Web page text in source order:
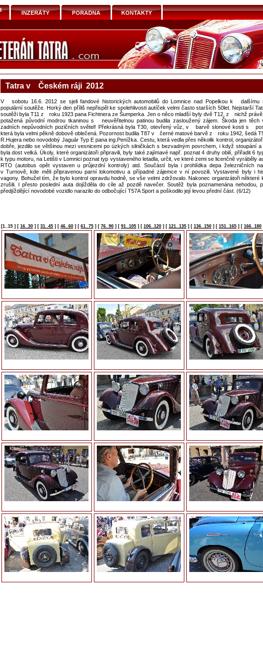
Tatra v Českém ráji 2012
V sobotu 16.6. 2012 se sjeli fandové historických automobilů do Lomnice nad Popelkou k dalšímu
populární soutěže. Horký den příliš nepřispěl ke spolehlivosti autíček velmi často starších 50let. Nejstarší
soutěži byla T11 z roku 1923 pana Fichtnera ze Šumperka. Jen o něco mladší byly dvě T12, z nichž právě
potažená původní modrou tkaninou s neuvěřitelnou patinou budila zasloužený zájem. Škoda jen těch
zadních nepůvodních pozičních světel! Překrásná byla T30, otevřený vůz, v barvě slonové kosti s
která byla velmi pěkně dobově oblečená. Pozornost budila T87 v černé matové barvě z roku 1942, šedá
R.Hujera nebo novodobý Jaguár Typ E pana ing.Penížka. Cestu, která vedla přes několik kontrol,
dobře, jezdilo se většinou mezi vesnicemi po úzkých silničkách s bezvadným povrchem, i když stoupání a
byla dost velká. Úkoly, které organizátoři připravili, byly také zajímavé např. poznat 4 druhy obilí, přiřadit 6
k typu motoru, na Letišti v Lomnici poznat typ vystaveného letadla, určit, ve které zemi se licenčně vyráběly
RTO (autobus opět vystaven u průjezdní kontroly) atd. Součástí byla i prohlídka depa železničních
v Turnově, kde měli připravenou parní lokomotivu a případné zájemce v ní povozili. Vystavené byly i
vagony. Bohužel tím, že bylo kontrol opravdu hodně, se vše velmi zdržovalo. Nakonec organizátoři některé
zrušili. I přesto poslední auta dojížděla do cíle až pozdě navečer. Soutěž byla poznamenána nehodou,
předjíždějící novodobé vozidlo narazilo do odbočující T57A Sport a poškodilo její levou přední část. (6/12)
[1..15 ] [ 16..30 ] [ 31..45 ] [ 46..60 ] [ 61..75 ] [ 76..90 ] [ 91..105 ] [ 106..120 ] [ 121..135 ] [ 136..150 ] [ 151..165 ] [ 166..180